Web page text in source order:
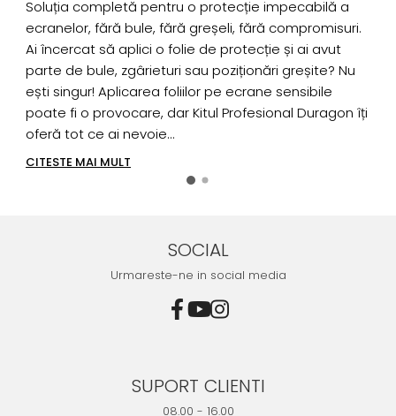
Soluția completă pentru o protecție impecabilă a
ecranelor, fără bule, fără greșeli, fără compromisuri.
Ai încercat să aplici o folie de protecție și ai avut
parte de bule, zgârieturi sau poziționări greșite? Nu
ești singur! Aplicarea foliilor pe ecrane sensibile
poate fi o provocare, dar Kitul Profesional Duragon îți
oferă tot ce ai nevoie...
CITESTE MAI MULT
SOCIAL
Urmareste-ne in social media
SUPORT CLIENTI
08.00 - 16.00